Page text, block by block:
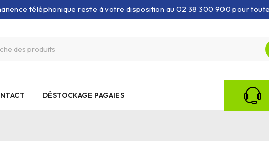
téléphonique reste à votre disposition au 02 38 300 900 pour
DÉSTOCKAGE PAGAIES